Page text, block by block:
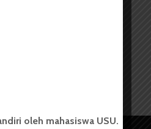
oleh mahasiswa USU.